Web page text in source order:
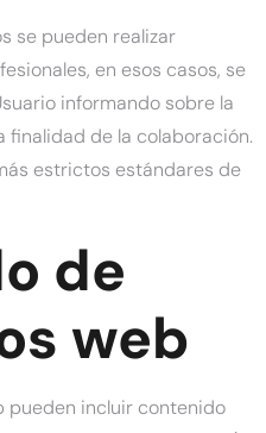
se pueden realizar
en esos casos, se
informando sobre la
de la colaboración.
estrictos estándares de
de
web
pueden incluir contenido